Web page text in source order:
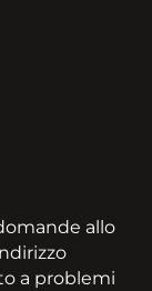
allo
a problemi